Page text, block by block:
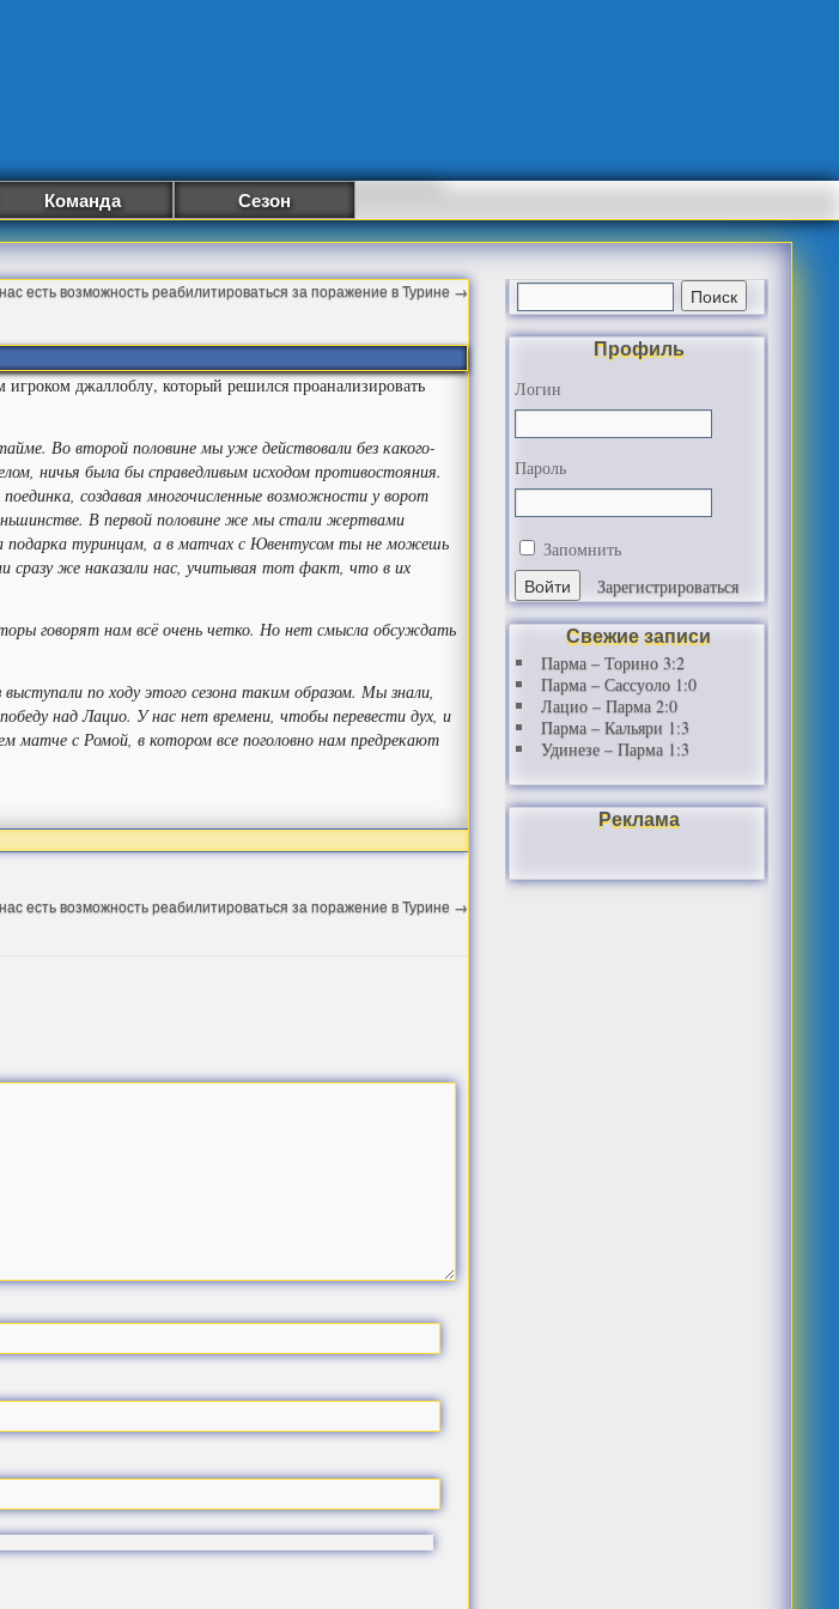
Команда Сезон
есть возможность реабилитироваться за поражение в Турине →
джаллоблу, который решился проанализировать
Во второй половине мы уже действовали без какого-
ничья была бы справедливым исходом противостояния.
создавая многочисленные возможности у ворот
В первой половине же мы стали жертвами
подарка туринцам, а в матчах с Ювентусом ты не можешь
сразу же наказали нас, учитывая тот факт, что в их
говорят нам всё очень четко. Но нет смысла обсуждать
по ходу этого сезона таким образом. Мы знали,
над Лацио. У нас нет времени, чтобы перевести дух, и
матче с Ромой, в котором все поголовно нам предрекают
есть возможность реабилитироваться за поражение в Турине →
Профиль
Логин
Пароль
Запомнить
Зарегистрироваться
Свежие записи
Парма – Торино 3:2
Парма – Сассуоло 1:0
Лацио – Парма 2:0
Парма – Кальяри 1:3
Удинезе – Парма 1:3
Реклама